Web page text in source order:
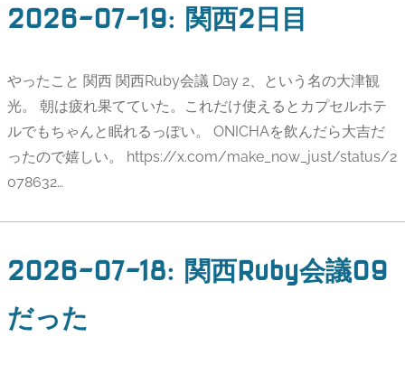
2026-07-19: 関西2日目
やったこと 関西 関西Ruby会議 Day 2、という名の大津観
光。 朝は疲れ果てていた。これだけ使えるとカプセルホテ
ルでもちゃんと眠れるっぽい。 ONICHAを飲んだら大吉だ
ったので嬉しい。 https://x.com/make_now_just/status/2
078632…
2026-07-18: 関西Ruby会議09
だった